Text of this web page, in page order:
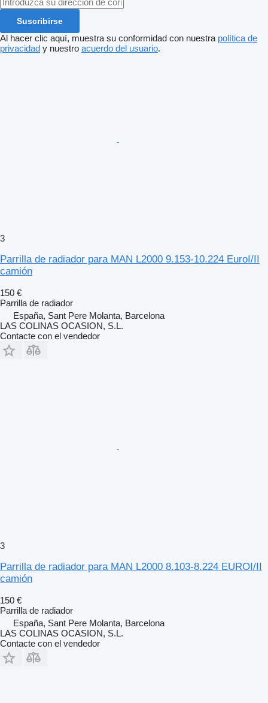
Suscribirse
Al hacer clic aquí, muestra su conformidad con nuestra política de
privacidad y nuestro acuerdo del usuario.
3
Parrilla de radiador para MAN L2000 9.153-10.224 EuroI/II
camión
150 €
Parrilla de radiador
España, Sant Pere Molanta, Barcelona
LAS COLINAS OCASION, S.L.
Contacte con el vendedor
3
Parrilla de radiador para MAN L2000 8.103-8.224 EUROI/II
camión
150 €
Parrilla de radiador
España, Sant Pere Molanta, Barcelona
LAS COLINAS OCASION, S.L.
Contacte con el vendedor